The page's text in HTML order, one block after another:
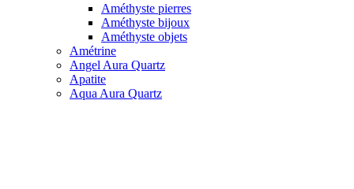
Améthyste pierres
Améthyste bijoux
Améthyste objets
Amétrine
Angel Aura Quartz
Apatite
Aqua Aura Quartz